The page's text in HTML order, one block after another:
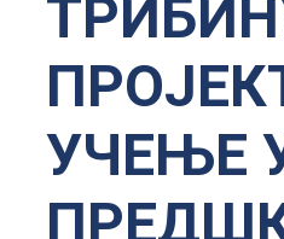
УЧЕЊЕ